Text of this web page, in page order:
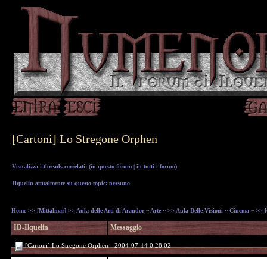
[Cartoni] Lo Stregone Orphen
Visualizza i threads correlati: (in questo forum | in tutti i forum)
Ilquelin attualmente su questo topic: nessuno
Home >> [Mittalmar] >> Aula delle Arti di Arandor ~ Arte ~ >> Aula Delle Visioni ~ Cinema ~ >>
ID-Ilquelin Messaggio
[Cartoni] Lo Stregone Orphen - 2004-07-14 0:28:02